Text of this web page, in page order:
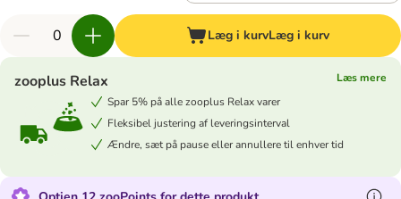
Læg i kurvLæg i kurv
zooplus Relax
Læs mere
Spar 5% på alle zooplus Relax varer
Fleksibel justering af leveringsinterval
Ændre, sæt på pause eller annullere til enhver tid